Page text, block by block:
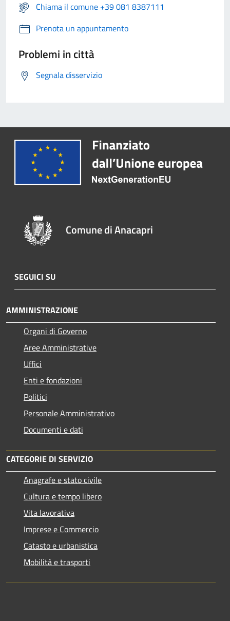
Chiama il comune +39 081 8387111
Prenota un appuntamento
Problemi in città
Segnala disservizio
Comune di Anacapri
SEGUICI SU
AMMINISTRAZIONE
Organi di Governo
Aree Amministrative
Uffici
Enti e fondazioni
Politici
Personale Amministrativo
Documenti e dati
CATEGORIE DI SERVIZIO
Anagrafe e stato civile
Cultura e tempo libero
Vita lavorativa
Imprese e Commercio
Catasto e urbanistica
Mobilità e trasporti